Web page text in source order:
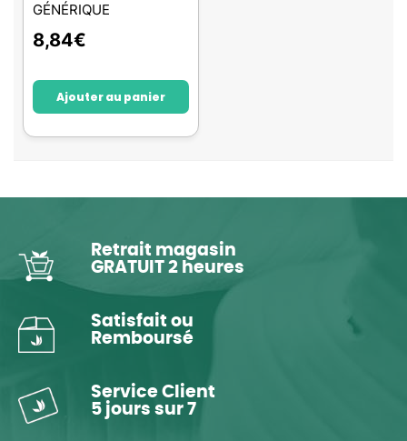
GÉNÉRIQUE
8,84€
Ajouter au panier
Retrait magasin
GRATUIT 2 heures
Satisfait ou
Remboursé
Service Client
5 jours sur 7